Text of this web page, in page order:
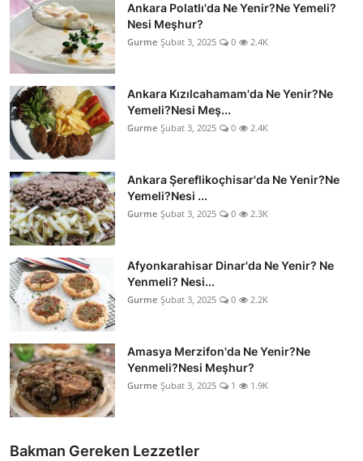
Ankara Polatlı'da Ne Yenir?Ne Yemeli?
Nesi Meşhur?
Gurme Şubat 3, 2025 0 2.4K
Ankara Kızılcahamam'da Ne Yenir?Ne
Yemeli?Nesi Meş...
Gurme Şubat 3, 2025 0 2.4K
Ankara Şereflikoçhisar'da Ne Yenir?Ne
Yemeli?Nesi ...
Gurme Şubat 3, 2025 0 2.3K
Afyonkarahisar Dinar'da Ne Yenir? Ne
Yenmeli? Nesi...
Gurme Şubat 3, 2025 0 2.2K
Amasya Merzifon'da Ne Yenir?Ne
Yenmeli?Nesi Meşhur?
Gurme Şubat 3, 2025 1 1.9K
Bakman Gereken Lezzetler